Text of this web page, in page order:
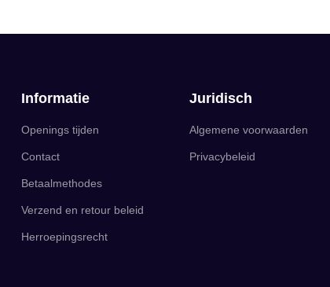
Informatie
Openings tijden
Contact
Betaalmethodes
Verzend en retour beleid
Herroepingsrecht
Juridisch
Algemene voorwaarden
Privacybeleid